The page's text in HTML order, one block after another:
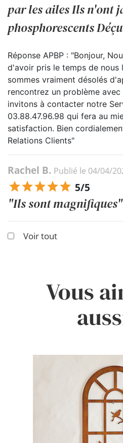
par les ailes Ils n'ont
phosphorescents
Réponse APBP : "Bonjour,
d'avoir pris le temps de nous
sommes vraiment désolés
rencontrez un problème
invitons à contacter notre
03.88.47.96.98 qui fera au
satisfaction. Bien
Relations Clients"
Rachel B. Publié le 04/04/
5/5
"Ils sont magnifiques"
Voir tout
Vous